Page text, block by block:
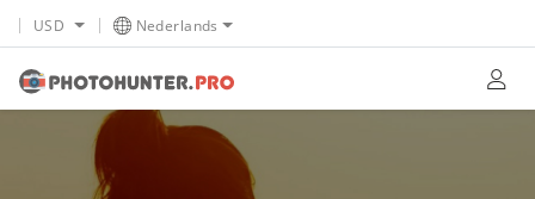
USD Nederlands